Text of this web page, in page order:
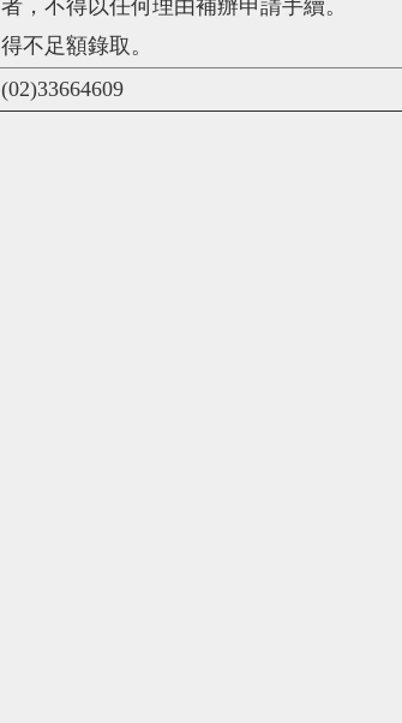
者，不得以任何理由補辦申請手續。
得不足額錄取。
(02)33664609